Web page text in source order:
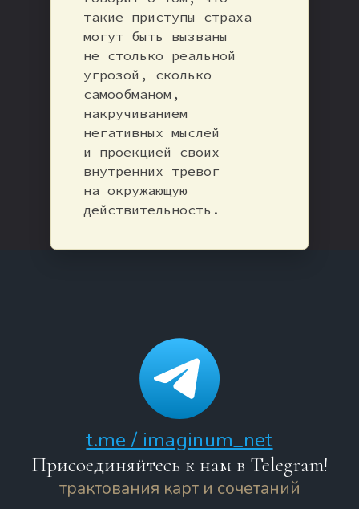
такие приступы страха
могут быть вызваны
не столько реальной
угрозой, сколько
самообманом,
накручиванием
негативных мыслей
и проекцией своих
внутренних тревог
на окружающую
действительность.
t.me / imaginum_net
Присоединяйтесь к нам в Telegram!
трактования карт и сочетаний